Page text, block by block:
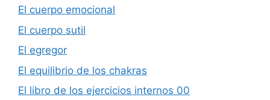
El cuerpo emocional
El cuerpo sutil
El egregor
El equilibrio de los chakras
El libro de los ejercicios internos 00